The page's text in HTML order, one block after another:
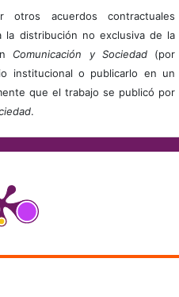
otros acuerdos contractuales
la distribución no exclusiva de la
Comunicación y Sociedad(por
institucional o publicarlo en un
que el trabajo se publicó por
.